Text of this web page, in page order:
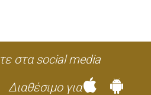
στα social media
Διαθέσιμο για